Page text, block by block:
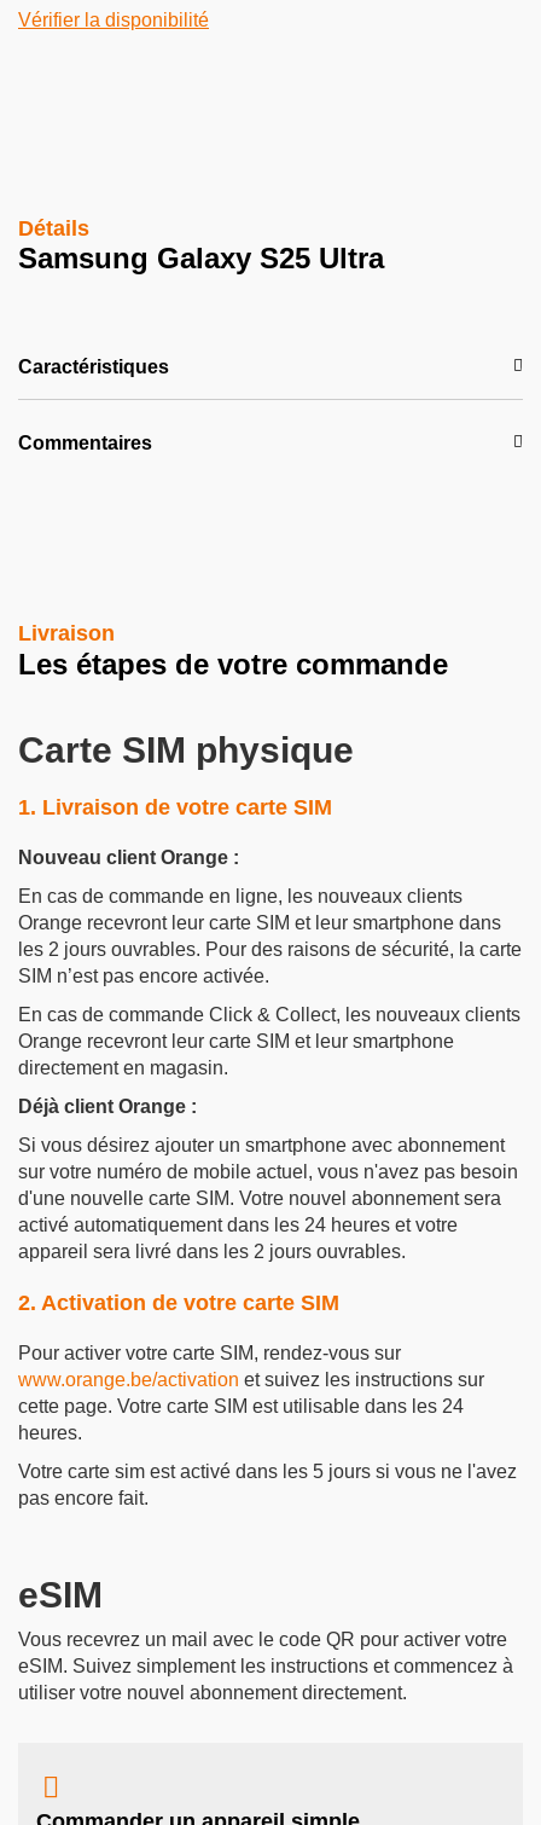
Vérifier la disponibilité
Détails
Samsung Galaxy S25 Ultra
Caractéristiques
Commentaires
Livraison
Les étapes de votre commande
Carte SIM physique
1. Livraison de votre carte SIM
Nouveau client Orange :
En cas de commande en ligne, les nouveaux clients
Orange recevront leur carte SIM et leur smartphone dans
les 2 jours ouvrables. Pour des raisons de sécurité, la carte
SIM n’est pas encore activée.
En cas de commande Click & Collect, les nouveaux clients
Orange recevront leur carte SIM et leur smartphone
directement en magasin.
Déjà client Orange :
Si vous désirez ajouter un smartphone avec abonnement
sur votre numéro de mobile actuel, vous n'avez pas besoin
d'une nouvelle carte SIM. Votre nouvel abonnement sera
activé automatiquement dans les 24 heures et votre
appareil sera livré dans les 2 jours ouvrables.
2. Activation de votre carte SIM
Pour activer votre carte SIM, rendez-vous sur
www.orange.be/activation et suivez les instructions sur
cette page. Votre carte SIM est utilisable dans les 24
heures.
Votre carte sim est activé dans les 5 jours si vous ne l'avez
pas encore fait.
eSIM
Vous recevrez un mail avec le code QR pour activer votre
eSIM. Suivez simplement les instructions et commencez à
utiliser votre nouvel abonnement directement.
